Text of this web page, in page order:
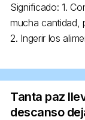
Significado: 1.
mucha cantidad,
2. Ingerir los
Tanta paz
descanso